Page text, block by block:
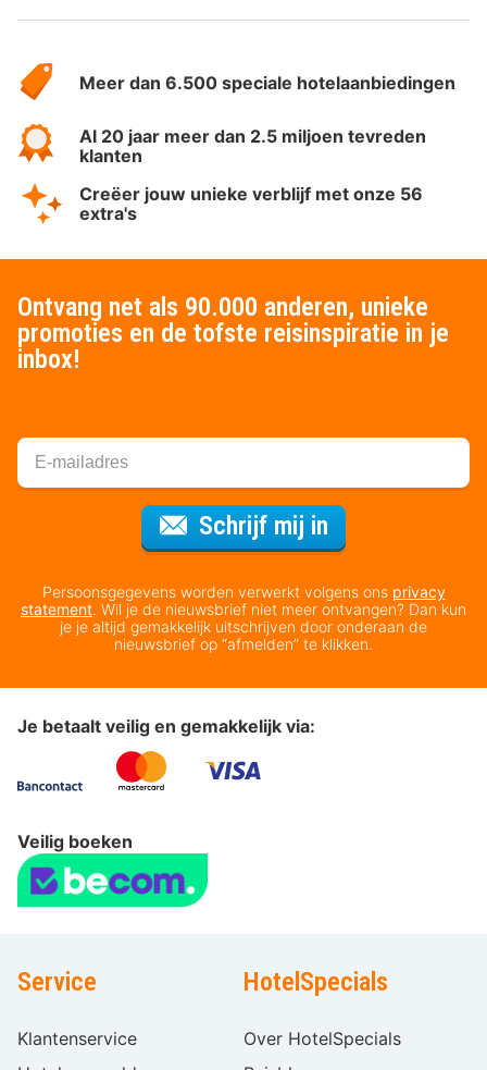
HotelSpecials
Meer dan 6.500 speciale hotelaanbiedingen
Al 20 jaar meer dan 2.5 miljoen tevreden
klanten
Creëer jouw unieke verblijf met onze 56
extra's
Ontvang net als 90.000 anderen, unieke
promoties en de tofste reisinspiratie in je
inbox!
Schrijf mij in
Persoonsgegevens worden verwerkt volgens ons privacy
statement. Wil je de nieuwsbrief niet meer ontvangen? Dan kun
je je altijd gemakkelijk uitschrijven door onderaan de
nieuwsbrief op “afmelden” te klikken.
Je betaalt veilig en gemakkelijk via:
Veilig boeken
Service
Klantenservice
HotelSpecials
Over HotelSpecials